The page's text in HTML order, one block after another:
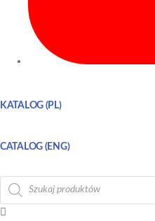
KATALOG (PL)
CATALOG (ENG)
Wyszukiwarka
produktów